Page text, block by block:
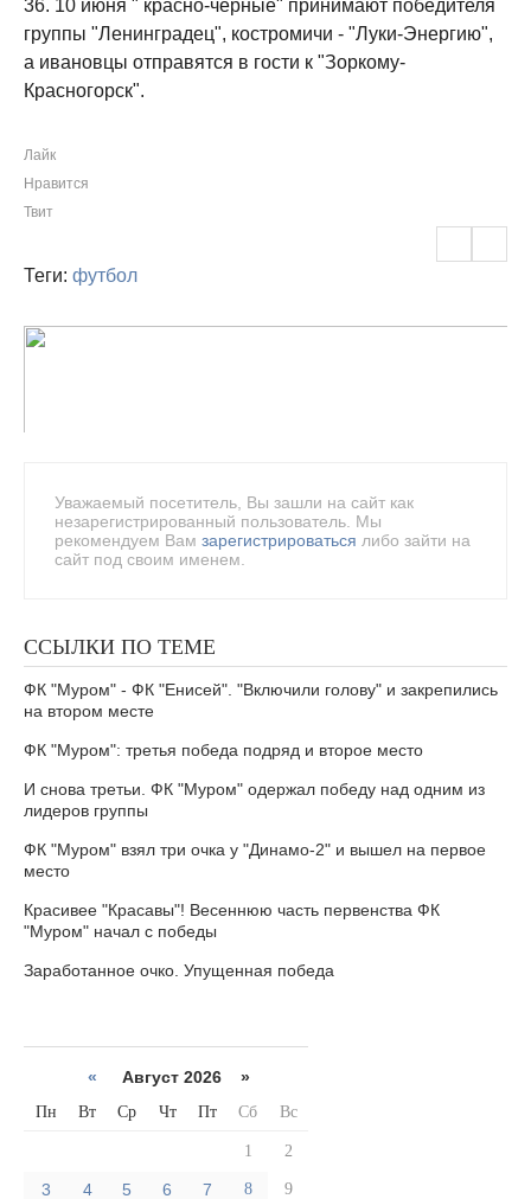
36. 10 июня " красно-черные" принимают победителя
группы "Ленинградец", костромичи - "Луки-Энергию",
а ивановцы отправятся в гости к "Зоркому-
Красногорск".
Лайк
Нравится
Твит
Теги: футбол
Уважаемый посетитель, Вы зашли на сайт как
незарегистрированный пользователь. Мы
рекомендуем Вам зарегистрироваться либо зайти на
сайт под своим именем.
ССЫЛКИ ПО ТЕМЕ
ФК "Муром" - ФК "Енисей". "Включили голову" и закрепились
на втором месте
ФК "Муром": третья победа подряд и второе место
И снова третьи. ФК "Муром" одержал победу над одним из
лидеров группы
ФК "Муром" взял три очка у "Динамо-2" и вышел на первое
место
Красивее "Красавы"! Весеннюю часть первенства ФК
"Муром" начал с победы
Заработанное очко. Упущенная победа
« Август 2026 »
Пн Вт Ср Чт Пт Сб Вс
1 2
3 4 5 6 7 8 9